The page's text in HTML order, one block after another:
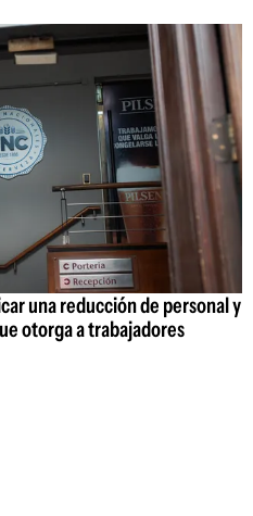
una reducción de personal y
otorga a trabajadores